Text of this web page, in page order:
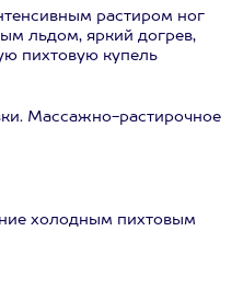
растиром ног
льдом, яркий догрев,
пихтовую купель
Массажно-растирочное
холодным пихтовым